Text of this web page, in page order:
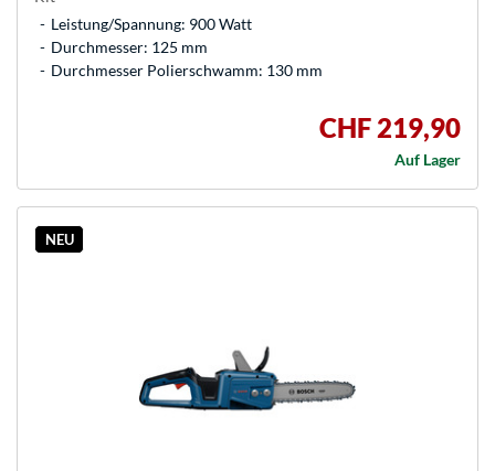
Leistung/Spannung: 900 Watt
Durchmesser: 125 mm
Durchmesser Polierschwamm: 130 mm
CHF 219,90
Auf Lager
NEU